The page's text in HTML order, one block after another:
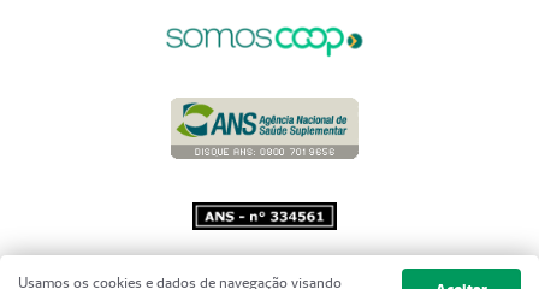
Copyright 2001 - 2026 Unimed do
Usamos os cookies e dados de navegação visando